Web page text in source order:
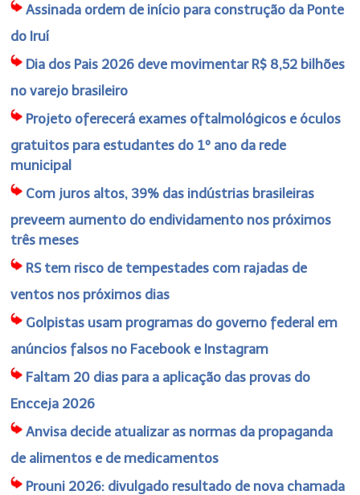
Assinada ordem de início para construção da Ponte
do Iruí
Dia dos Pais 2026 deve movimentar R$ 8,52 bilhões
no varejo brasileiro
Projeto oferecerá exames oftalmológicos e óculos
gratuitos para estudantes do 1º ano da rede
municipal
Com juros altos, 39% das indústrias brasileiras
preveem aumento do endividamento nos próximos
três meses
RS tem risco de tempestades com rajadas de
ventos nos próximos dias
Golpistas usam programas do governo federal em
anúncios falsos no Facebook e Instagram
Faltam 20 dias para a aplicação das provas do
Encceja 2026
Anvisa decide atualizar as normas da propaganda
de alimentos e de medicamentos
Prouni 2026: divulgado resultado de nova chamada